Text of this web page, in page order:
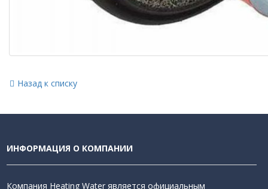
Назад к списку
ИНФОРМАЦИЯ О КОМПАНИИ
Компания Heating Water является официальным